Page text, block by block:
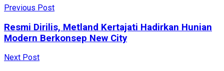
Previous Post
Resmi Dirilis, Metland Kertajati Hadirkan Hunian
Modern Berkonsep New City
Next Post